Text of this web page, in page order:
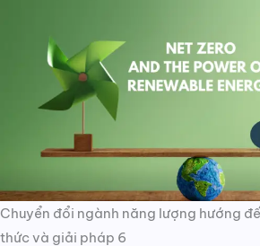
Chuyển đổi ngành năng lượng hướng
thức và giải pháp 6